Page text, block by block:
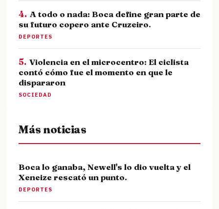
4. A todo o nada: Boca define gran parte de
su futuro copero ante Cruzeiro.
DEPORTES
5. Violencia en el microcentro: El ciclista
contó cómo fue el momento en que le
dispararon
SOCIEDAD
Más noticias
Boca lo ganaba, Newell's lo dio vuelta y el
Xeneize rescató un punto.
DEPORTES